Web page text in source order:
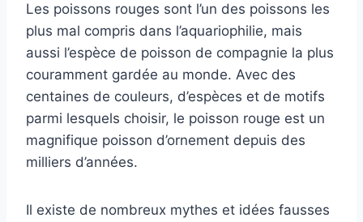
Les poissons rouges sont l’un des poissons les
plus mal compris dans l’aquariophilie, mais
aussi l’espèce de poisson de compagnie la plus
couramment gardée au monde. Avec des
centaines de couleurs, d’espèces et de motifs
parmi lesquels choisir, le poisson rouge est un
magnifique poisson d’ornement depuis des
milliers d’années.
Il existe de nombreux mythes et idées fausses